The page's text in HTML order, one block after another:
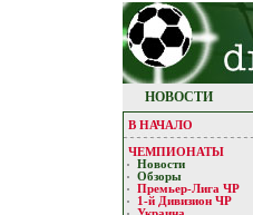
НОВОСТИ
В НАЧАЛО
ЧЕМПИОНАТЫ
Новости
Обзоры
Премьер-Лигa ЧР
1-й Дивизион ЧР